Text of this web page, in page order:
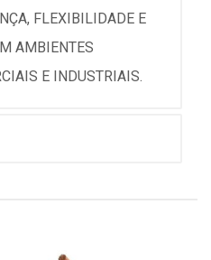
FLEXIBILIDADE E
AMBIENTES
E INDUSTRIAIS.